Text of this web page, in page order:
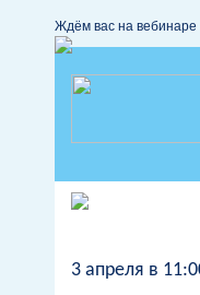
Ждём вас на вебинаре
3 апреля в